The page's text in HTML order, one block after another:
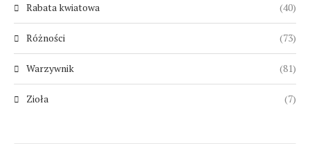
Rabata kwiatowa (40)
Różności (73)
Warzywnik (81)
Zioła (7)